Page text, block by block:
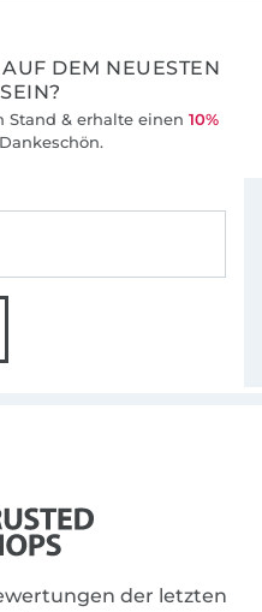
DEM NEUESTEN
& erhalte einen 10%
der letzten